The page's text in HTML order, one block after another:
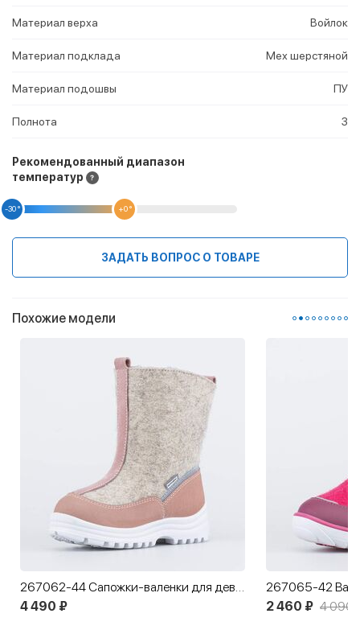
Материал верха Войлок
Материал подклада Мех шерстяной
Материал подошвы ПУ
Полнота 3
Рекомендованный диапазон
температур
-30 ° +0 °
ЗАДАТЬ ВОПРОС О ТОВАРЕ
Похожие модели
267062-44 Сапожки-валенки для девочки
4 490 ₽
2 460 ₽ 4 090